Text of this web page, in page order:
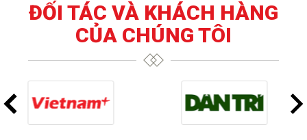
ĐỐI TÁC VÀ KHÁCH HÀNG
CỦA CHÚNG TÔI